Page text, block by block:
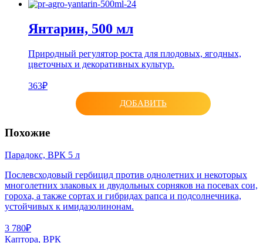
Янтарин, 500 мл
Природный регулятор роста для плодовых, ягодных,
цветочных и декоративных культур.
363₽
ДОБАВИТЬ
Похожие
Парадокс, ВРК 5 л
Послевсходовый гербицид против однолетних и некоторых
многолетних злаковых и двудольных сорняков на посевах сои,
гороха, а также сортах и гибридах рапса и подсолнечника,
устойчивых к имидазолинонам.
3 780₽
Каптора, ВРК